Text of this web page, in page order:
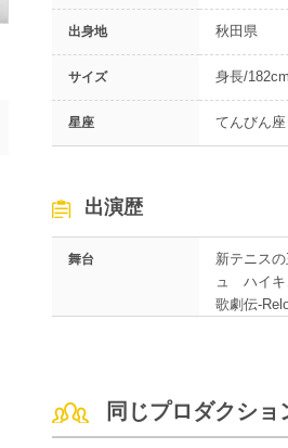
出身地 秋田県
サイズ 身長/
星座 てんびん座
出演歴
舞台
新テニス
ュ ハイキ
歌劇伝-
同じプロダクシ